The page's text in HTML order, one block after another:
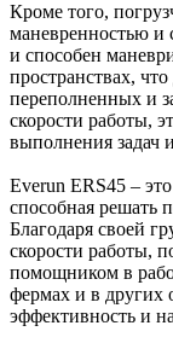
Кроме того,
маневренностью и
и способен
пространствах,
переполненных и
скорости работы,
выполнения задач
Everun ERS45 –
способная решать
Благодаря своей
скорости работы,
помощником в
фермах и в других
эффективность и